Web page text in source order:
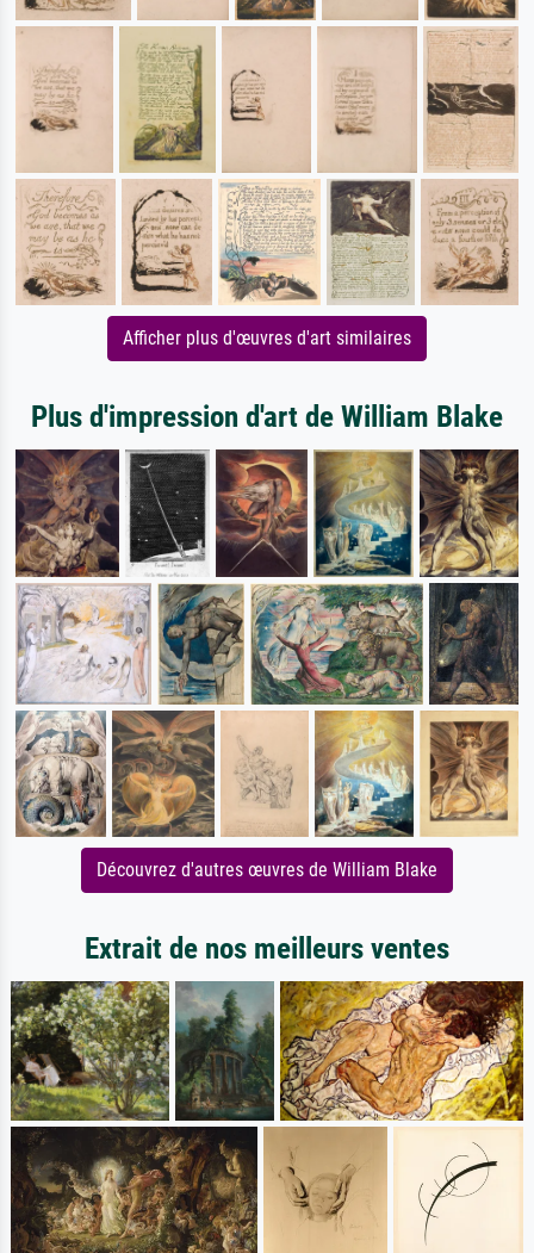
Afficher plus d'œuvres d'art similaires
Plus d'impression d'art de William Blake
Découvrez d'autres œuvres de William Blake
Extrait de nos meilleurs ventes